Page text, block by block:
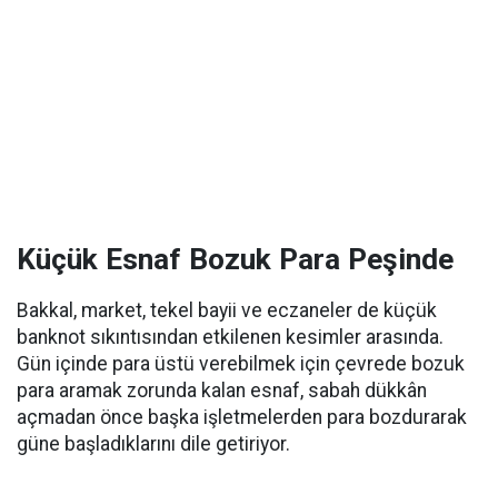
Küçük Esnaf Bozuk Para Peşinde
Bakkal, market, tekel bayii ve eczaneler de küçük
banknot sıkıntısından etkilenen kesimler arasında.
Gün içinde para üstü verebilmek için çevrede bozuk
para aramak zorunda kalan esnaf, sabah dükkân
açmadan önce başka işletmelerden para bozdurarak
güne başladıklarını dile getiriyor.